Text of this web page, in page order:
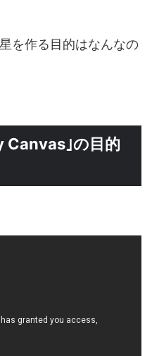
を作る目的はなんなの
Canvas｣の目的